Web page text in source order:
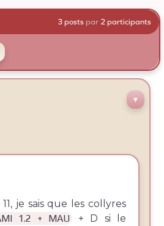
3 postspar 2 participants
▼
je sais que les collyres
1.2 + MAU
+ D si le